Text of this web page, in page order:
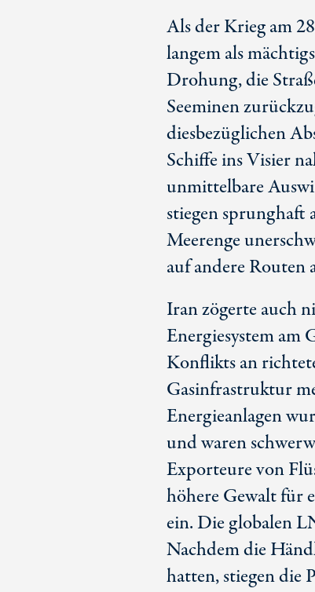
Als der Krieg am
langem als
Drohung, die
Seeminen
diesbezüglichen
Schiffe ins Visier
unmittelbare
stiegen
Meerenge
auf andere Routen
Iran zögerte auch
Energiesystem am
Konflikts an
Gasinfrastruktur
Energieanlagen
und waren
Exporteure von
höhere Gewalt für
ein. Die globalen
Nachdem die
hatten, stiegen die